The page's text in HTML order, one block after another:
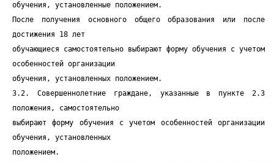
обучения, установленные положением.
После получения основного общего образования или после
достижения 18 лет
обучающиеся самостоятельно выбирают форму обучения с учетом
особенностей организации
обучения, установленных положением.
3.2. Совершеннолетние граждане, указанные в пункте 2.3
положения, самостоятельно
выбирают форму обучения с учетом особенностей организации
обучения, установленных
положением.